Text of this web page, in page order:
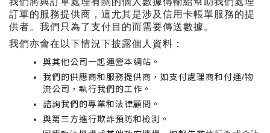
訂單的服務提供商，這尤其是涉及信用卡帳單服務的提
供者。我們只為了支付目的而需要傳送數據。
我們亦會在以下情況下披露個人資料：
與其他公司一起運營本網站。
我們的供應商和服務提供商，如支付處理商和付運/物
流公司，執行我們的工作。
諮詢我們的專業和法律顧問。
與第三方進行欺詐預防和檢測。